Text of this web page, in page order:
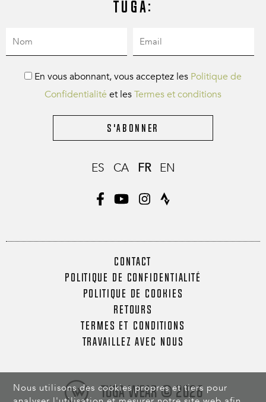
Nous utilisons des cookies propres et tiers pour
Tuga:
En vous abonnant, vous acceptez les Politique de
Confidentialité et lesTermes et conditions
S'abonner
ES CA FR EN
CONTACT
POLITIQUE DE CONFIDENTIALITÉ
POLITIQUE DE COOKIES
RETOURS
TERMES ET CONDITIONS
TRAVAILLEZ AVEC NOUS
Tuga Wear © 2026